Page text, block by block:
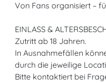
Von Fans organisiert –
EINLASS &
Zutritt ab 18 Jahren.
In Ausnahmefällen
durch die jeweilige
Bitte kontaktiert bei